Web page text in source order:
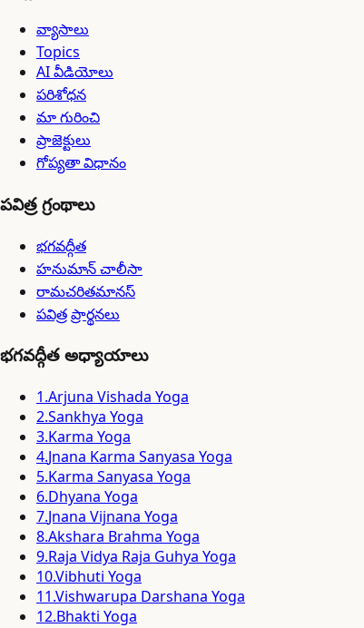
వ్యాసాలు
Topics
AI వీడియోలు
పరిశోధన
మా గురించి
ప్రాజెక్టులు
గోప్యతా విధానం
పవిత్ర గ్రంథాలు
భగవద్గీత
హనుమాన్ చాలీసా
రామచరితమానస్
పవిత్ర ప్రార్థనలు
భగవద్గీత అధ్యాయాలు
1.Arjuna Vishada Yoga
2.Sankhya Yoga
3.Karma Yoga
4.Jnana Karma Sanyasa Yoga
5.Karma Sanyasa Yoga
6.Dhyana Yoga
7.Jnana Vijnana Yoga
8.Akshara Brahma Yoga
9.Raja Vidya Raja Guhya Yoga
10.Vibhuti Yoga
11.Vishwarupa Darshana Yoga
12.Bhakti Yoga